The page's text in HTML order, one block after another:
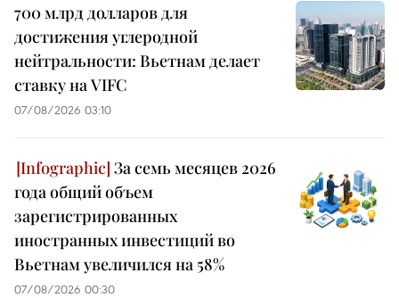
700 млрд долларов для
достижения углеродной
нейтральности: Вьетнам делает
ставку на VIFC
07/08/2026 03:10
За семь месяцев 2026
года общий объем
зарегистрированных
иностранных инвестиций во
Вьетнам увеличился на 58%
07/08/2026 00:30